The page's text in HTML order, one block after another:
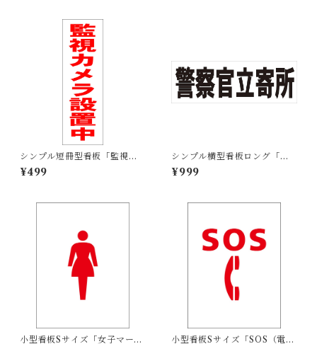
シンプル短冊型看板「監視カ
メラ設置中（赤）」【防犯・
防災】屋外可
¥499
シンプル横型看板ロング「警
察官立寄所（黒）」【防犯・
防災】屋外可
¥999
小型看板Sサイズ「女子マーク 小型看板Sサイズ「SOS（電